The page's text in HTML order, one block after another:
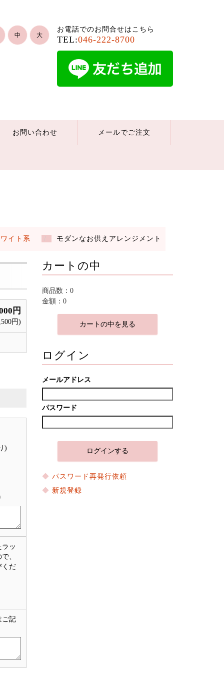
お電話でのお問合せはこちら
TEL:046-222-8700
中 大
お問い合わせ メールでご注文
イト系 モダンなお供えアレンジメント
円
円)
)
ッ
、
くだ
ご記
カートの中
商品数：0
金額：0
カートの中を見る
ログイン
メールアドレス
パスワード
パスワード再発行依頼
新規登録